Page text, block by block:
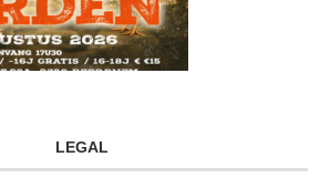
LEGAL